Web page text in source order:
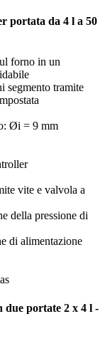
portata da 4 l a 50
forno in un
segmento tramite
Øi = 9 mm
vite e valvola a
della pressione di
di alimentazione
due portate 2 x 4 l -